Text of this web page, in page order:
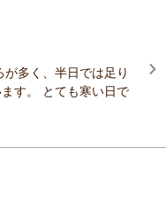
多く、半日では足り
す。 とても寒い日で